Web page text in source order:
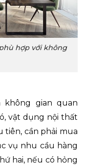
hợp với không
gian quan
vật dụng nội thất
cần phải mua
vụ nhu cầu hàng
hai, nếu có hỏng